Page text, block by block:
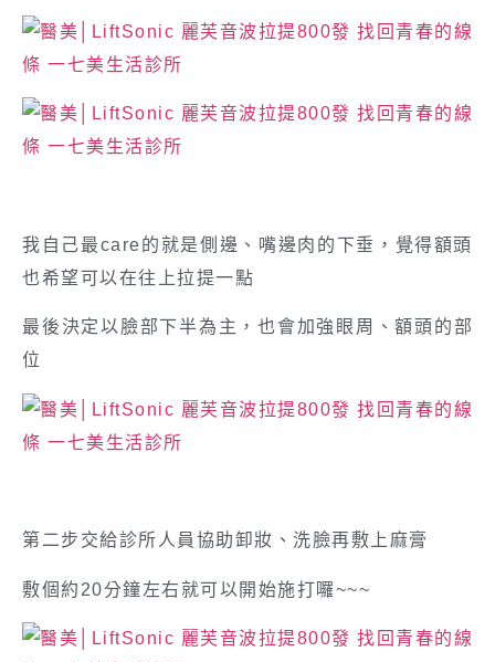
我自己最care的就是側邊、嘴邊肉的下垂，覺得額頭
也希望可以在往上拉提一點
最後決定以臉部下半為主，也會加強眼周、額頭的部
位
第二步交給診所人員協助卸妝、洗臉再敷上麻膏
敷個約20分鐘左右就可以開始施打囉~~~